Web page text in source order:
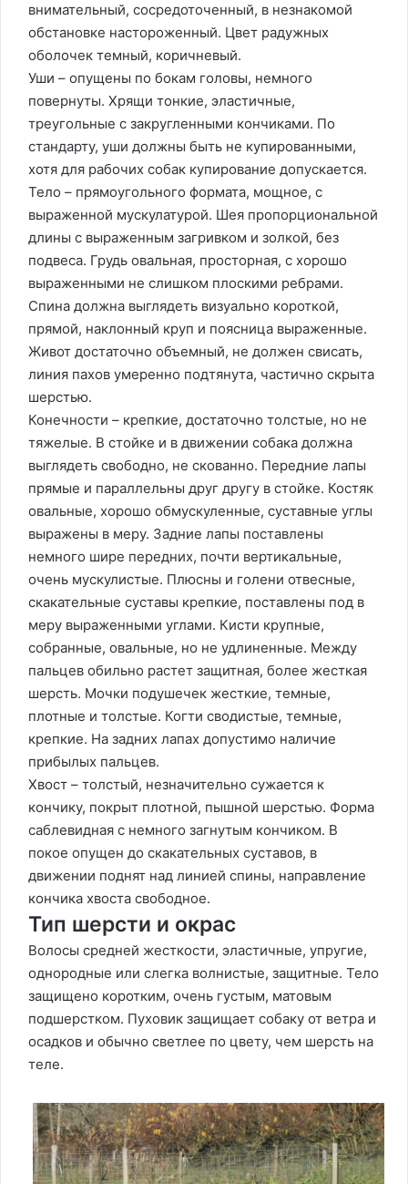
внимательный, сосредоточенный, в незнакомой
обстановке настороженный. Цвет радужных
оболочек темный, коричневый.
Уши – опущены по бокам головы, немного
повернуты. Хрящи тонкие, эластичные,
треугольные с закругленными кончиками. По
стандарту, уши должны быть не купированными,
хотя для рабочих собак купирование допускается.
Тело – прямоугольного формата, мощное, с
выраженной мускулатурой. Шея пропорциональной
длины с выраженным загривком и золкой, без
подвеса. Грудь овальная, просторная, с хорошо
выраженными не слишком плоскими ребрами.
Спина должна выглядеть визуально короткой,
прямой, наклонный круп и поясница выраженные.
Живот достаточно объемный, не должен свисать,
линия пахов умеренно подтянута, частично скрыта
шерстью.
Конечности – крепкие, достаточно толстые, но не
тяжелые. В стойке и в движении собака должна
выглядеть свободно, не скованно. Передние лапы
прямые и параллельны друг другу в стойке. Костяк
овальные, хорошо обмускуленные, суставные углы
выражены в меру. Задние лапы поставлены
немного шире передних, почти вертикальные,
очень мускулистые. Плюсны и голени отвесные,
скакательные суставы крепкие, поставлены под в
меру выраженными углами. Кисти крупные,
собранные, овальные, но не удлиненные. Между
пальцев обильно растет защитная, более жесткая
шерсть. Мочки подушечек жесткие, темные,
плотные и толстые. Когти сводистые, темные,
крепкие. На задних лапах допустимо наличие
прибылых пальцев.
Хвост – толстый, незначительно сужается к
кончику, покрыт плотной, пышной шерстью. Форма
саблевидная с немного загнутым кончиком. В
покое опущен до скакательных суставов, в
движении поднят над линией спины, направление
кончика хвоста свободное.
Тип шерсти и окрас
Волосы средней жесткости, эластичные, упругие,
однородные или слегка волнистые, защитные. Тело
защищено коротким, очень густым, матовым
подшерстком. Пуховик защищает собаку от ветра и
осадков и обычно светлее по цвету, чем шерсть на
теле.